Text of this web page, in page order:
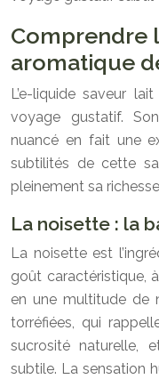
Comprendre
aromatique
L’e-liquide saveur
voyage gustatif.
nuancé en fait une
subtilités de cette
pleinement sa
La noisette : la
La noisette est
goût caractéristique,
en une multitude de
torréfiées, qui
sucrosité naturelle,
subtile. La sensation